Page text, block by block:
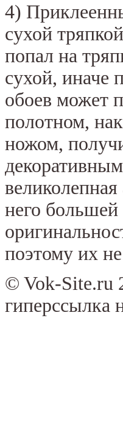
4)
сухой
попал на
сухой, иначе
обоев может
полотном,
ножом,
него большей
поэтому их
© Vok-Site.ru
гиперссылка